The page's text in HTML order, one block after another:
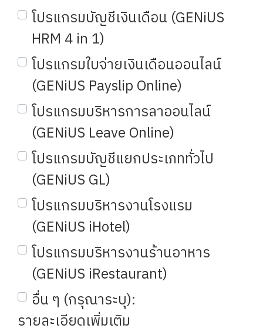
โปรแกรมบัญชีเงินเดือน (GENiUS
HRM 4 in 1)
โปรแกรมใบจ่ายเงินเดือนออนไลน์
(GENiUS Payslip Online)
โปรแกรมบริหารการลาออนไลน์
(GENiUS Leave Online)
โปรแกรมบัญชีแยกประเภททั่วไป
(GENiUS GL)
โปรแกรมบริหารงานโรงแรม
(GENiUS iHotel)
โปรแกรมบริหารงานร้านอาหาร
(GENiUS iRestaurant)
อื่น ๆ (กรุณาระบุ):
รายละเอียดเพิ่มเติม